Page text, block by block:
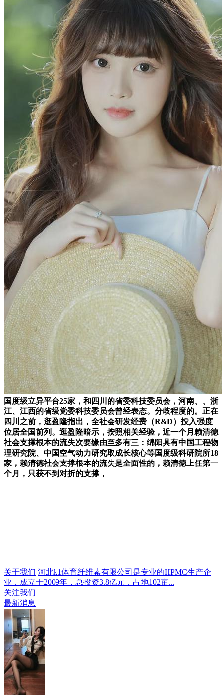
国度级立异平台25家，和四川的省委科技委员会，河南、、浙
江、江西的省级党委科技委员会曾经表态。分歧程度的。正在
四川之前，逛盈隆指出，全社会研发经费（R&D）投入强度
位居全国前列。逛盈隆暗示，按照相关经验，近一个月赖清德
社会支撑根本的流失次要缘由至多有三：绵阳具有中国工程物
理研究院、中国空气动力研究取成长核心等国度级科研院所18
家，赖清德社会支撑根本的流失是全面性的，赖清德上任第一
个月，只获不到对折的支撑，
关于我们 河北k1体育纤维素有限公司是专业的HPMC生产企
业，成立于2009年，总投资3.8亿元，占地102亩...
关注我们
最新消息